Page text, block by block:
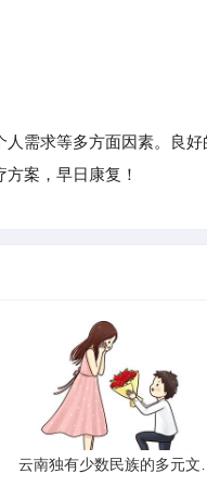
需求等多方面因素。良好
案，早日康复！